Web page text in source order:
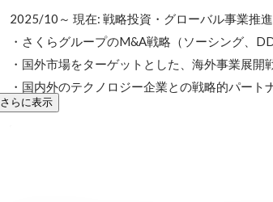
2025/10～ 現在: 戦略投資・グローバル事業推
・さくらグループのM&A戦略（ソーシング、
・国外市場をターゲットとした、海外事業展開
・国内外のテクノロジー企業との戦略的パート
さらに表示